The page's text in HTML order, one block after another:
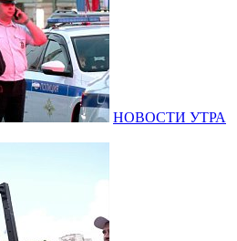
НОВОСТИ УТРА